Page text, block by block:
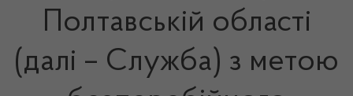
Полтавській області
(далі – Служба) з метою